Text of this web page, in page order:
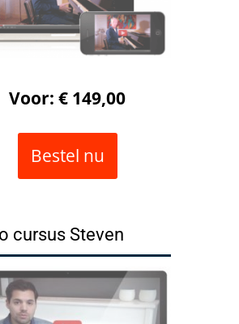
Voor: € 149,00
Bestel nu
cursus Steven